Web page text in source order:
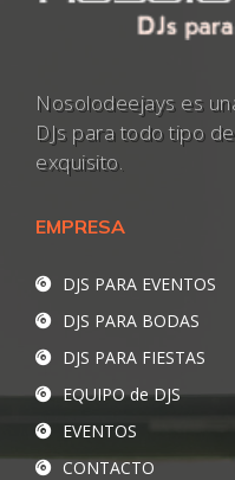
Nosolodeejays es
DJs para todo tipo
exquisito.
EMPRESA
DJS PARA EVENTOS
DJS PARA BODAS
DJS PARA FIESTAS
EQUIPO de DJS
EVENTOS
CONTACTO